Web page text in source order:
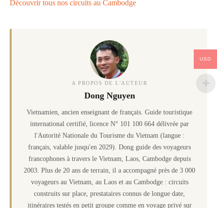
Découvrir tous nos circuits au Cambodge
A PROPOS DE L'AUTEUR
Dong Nguyen
Vietnamien, ancien enseignant de français. Guide touristique
international certifié, licence N° 101 100 664 délivrée par
l'Autorité Nationale du Tourisme du Vietnam (langue :
français, valable jusqu'en 2029). Dong guide des voyageurs
francophones à travers le Vietnam, Laos, Cambodge depuis
2003. Plus de 20 ans de terrain, il a accompagné près de 3 000
voyageurs au Vietnam, au Laos et au Cambodge : circuits
construits sur place, prestataires connus de longue date,
itinéraires testés en petit groupe comme en voyage privé sur
USD